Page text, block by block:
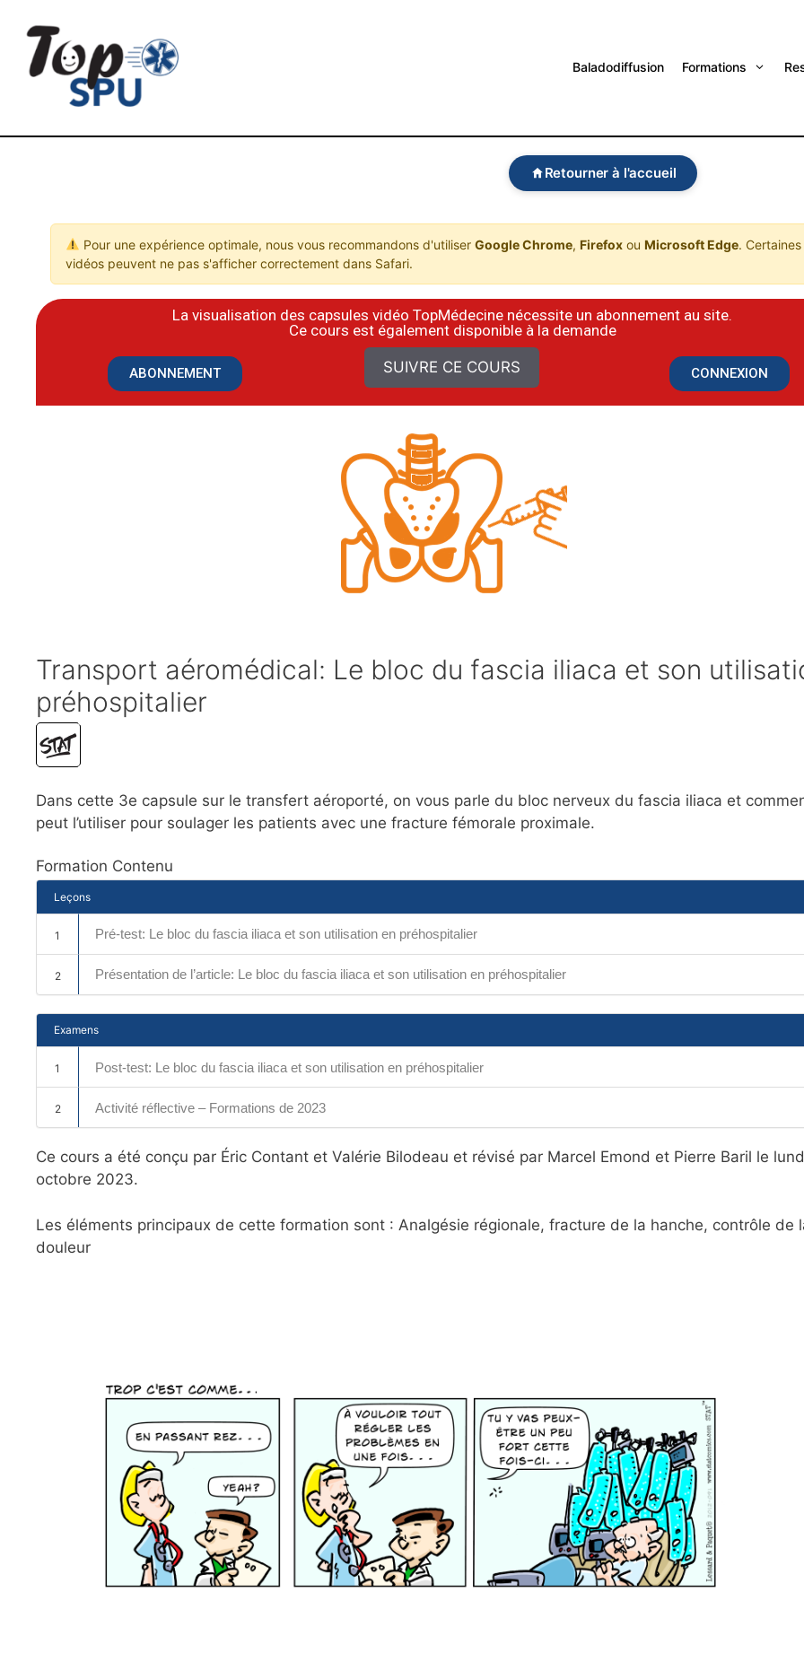
Baladodiffusion Formations
Retourner à l'accueil
Pour une expérience optimale, nous vous recommandons d'utiliser Google Chrome, Firefoxou Microsoft Edge. Certaines
vidéos peuvent ne pas s'afficher correctement dans Safari.
La visualisation des capsules vidéo TopMédecine nécessite un abonnement au site.
​Ce cours est également disponible à la demande
ABONNEMENT SUIVRE CE COURS CONNEXION
Transport aéromédical: Le bloc du fascia iliaca et son
préhospitalier
Dans cette 3e capsule sur le transfert aéroporté, on vous parle du bloc nerveux du fascia iliaca et
peut l’utiliser pour soulager les patients avec une fracture fémorale proximale.
Formation Contenu
Leçons
1 Pré-test: Le bloc du fascia iliaca et son utilisation en préhospitalier
2 Présentation de l’article: Le bloc du fascia iliaca et son utilisation en préhospitalier
Examens
1 Post-test: Le bloc du fascia iliaca et son utilisation en préhospitalier
2 Activité réflective – Formations de 2023
Ce cours a été conçu par Éric Contant et Valérie Bilodeau et révisé par Marcel Emond et Pierre Baril le
octobre 2023.
Les éléments principaux de cette formation sont : Analgésie régionale, fracture de la hanche, contrôle de
douleur